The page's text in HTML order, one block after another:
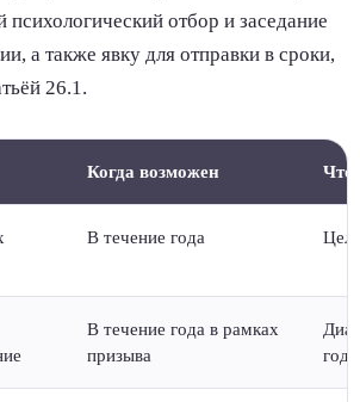
отбор и заседание
а также явку для отправки в сроки,
26.1.
Когда возможен Что
В течение года
В течение года в рамках
призыва